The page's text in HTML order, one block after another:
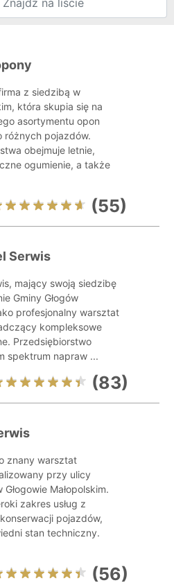
z siedzibą w
która skupia się na
asortymentu opon
różnych pojazdów.
obejmuje letnie,
ogumienie, a także
(55)
Serwis
mający swoją siedzibę
Gminy Głogów
profesjonalny warsztat
kompleksowe
Przedsiębiorstwo
spektrum napraw ...
(83)
znany warsztat
przy ulicy
Małopolskim.
zakres usług z
pojazdów,
stan techniczny.
(56)